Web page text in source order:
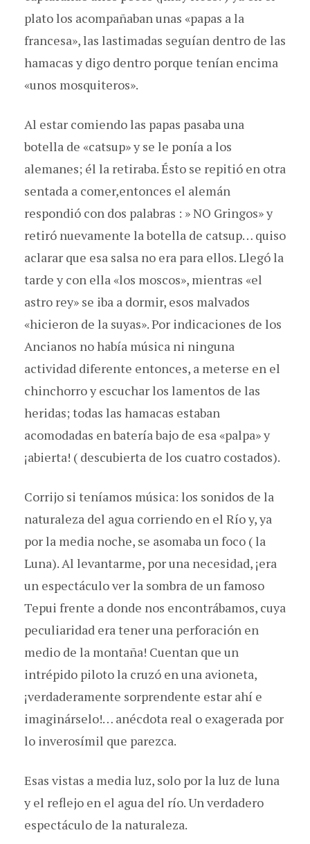
plato los acompañaban unas «papas a la
francesa», las lastimadas seguían dentro de las
hamacas y digo dentro porque tenían encima
«unos mosquiteros».
Al estar comiendo las papas pasaba una
botella de «catsup» y se le ponía a los
alemanes; él la retiraba. Ésto se repitió en otra
sentada a comer,entonces el alemán
respondió con dos palabras : » NO Gringos» y
retiró nuevamente la botella de catsup… quiso
aclarar que esa salsa no era para ellos. Llegó la
tarde y con ella «los moscos», mientras «el
astro rey» se iba a dormir, esos malvados
«hicieron de la suyas». Por indicaciones de los
Ancianos no había música ni ninguna
actividad diferente entonces, a meterse en el
chinchorro y escuchar los lamentos de las
heridas; todas las hamacas estaban
acomodadas en batería bajo de esa «palpa» y
¡abierta! ( descubierta de los cuatro costados).
Corrijo si teníamos música: los sonidos de la
naturaleza del agua corriendo en el Río y, ya
por la media noche, se asomaba un foco ( la
Luna). Al levantarme, por una necesidad, ¡era
un espectáculo ver la sombra de un famoso
Tepui frente a donde nos encontrábamos, cuya
peculiaridad era tener una perforación en
medio de la montaña! Cuentan que un
intrépido piloto la cruzó en una avioneta,
¡verdaderamente sorprendente estar ahí e
imaginárselo!… anécdota real o exagerada por
lo inverosímil que parezca.
Esas vistas a media luz, solo por la luz de luna
y el reflejo en el agua del río. Un verdadero
espectáculo de la naturaleza.